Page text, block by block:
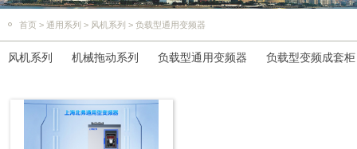
首页 > 通用系列 > 风机系列 > 负载型通用变频器
风机系列 机械拖动系列 负载型通用变频器 负载型变频成套柜